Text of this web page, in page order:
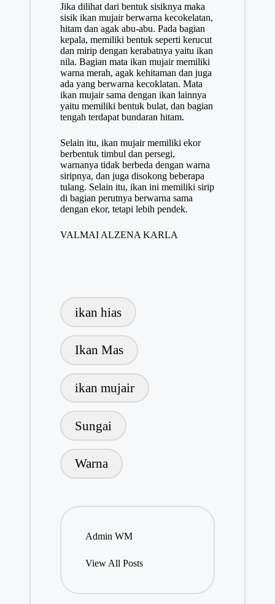
Jika dilihat dari bentuk sisiknya maka
sisik ikan mujair berwarna kecokelatan,
hitam dan agak abu-abu. Pada bagian
kepala, memiliki bentuk seperti kerucut
dan mirip dengan kerabatnya yaitu ikan
nila. Bagian mata ikan mujair memiliki
warna merah, agak kehitaman dan juga
ada yang berwarna kecoklatan. Mata
ikan mujair sama dengan ikan lainnya
yaitu memiliki bentuk bulat, dan bagian
tengah terdapat bundaran hitam.
Selain itu, ikan mujair memiliki ekor
berbentuk timbul dan persegi,
warnanya tidak berbeda dengan warna
siripnya, dan juga disokong beberapa
tulang. Selain itu, ikan ini memiliki sirip
di bagian perutnya berwarna sama
dengan ekor, tetapi lebih pendek.
VALMAI ALZENA KARLA
ikan hias
Ikan Mas
ikan mujair
Sungai
Warna
Admin WM
View All Posts